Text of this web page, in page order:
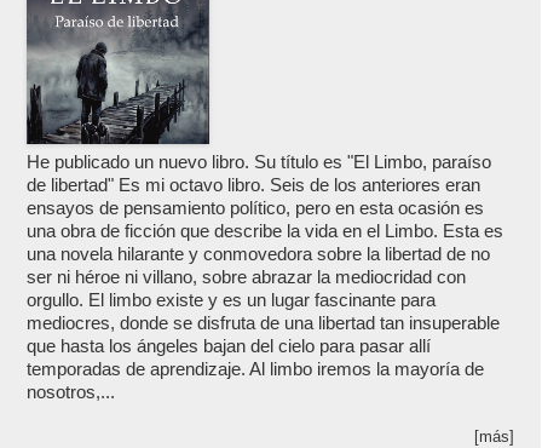
He publicado un nuevo libro. Su título es "El Limbo, paraíso
de libertad" Es mi octavo libro. Seis de los anteriores eran
ensayos de pensamiento político, pero en esta ocasión es
una obra de ficción que describe la vida en el Limbo. Esta es
una novela hilarante y conmovedora sobre la libertad de no
ser ni héroe ni villano, sobre abrazar la mediocridad con
orgullo. El limbo existe y es un lugar fascinante para
mediocres, donde se disfruta de una libertad tan insuperable
que hasta los ángeles bajan del cielo para pasar allí
temporadas de aprendizaje. Al limbo iremos la mayoría de
nosotros,...
[más]